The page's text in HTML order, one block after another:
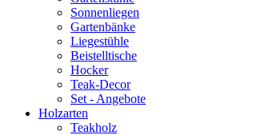
Sonnenliegen
Gartenbänke
Liegestühle
Beistelltische
Hocker
Teak-Decor
Set - Angebote
Holzarten
Teakholz